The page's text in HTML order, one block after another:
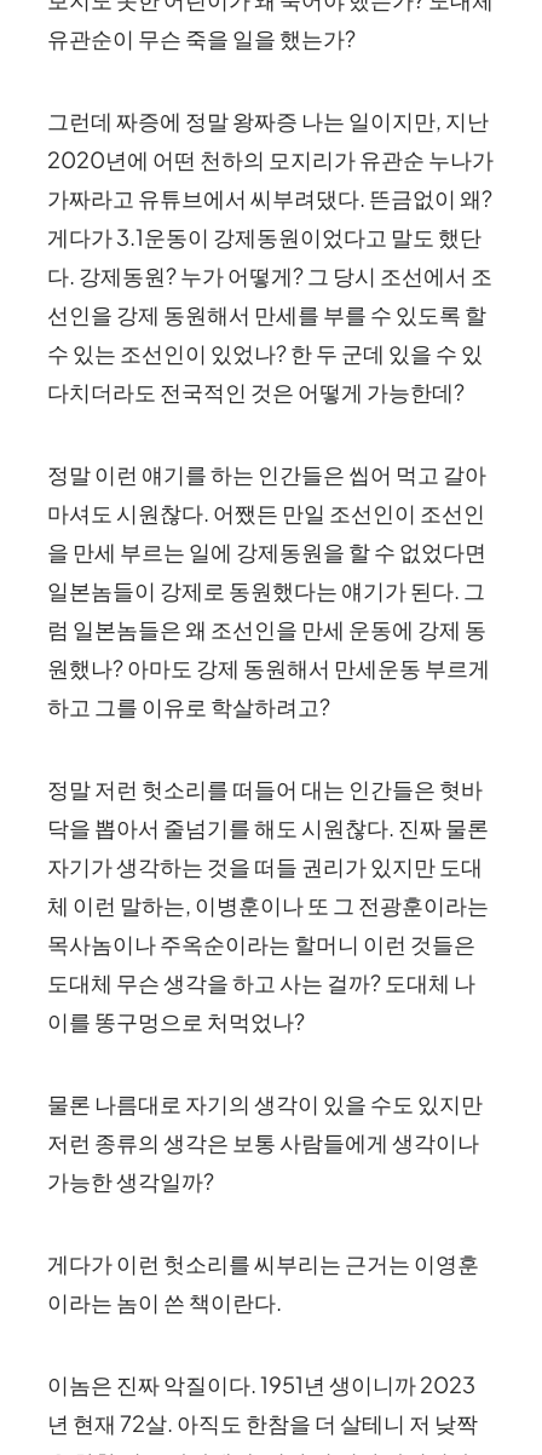
유관순이 무슨 죽을 일을 했는가?
그런데 짜증에 정말 왕짜증 나는 일이지만, 지난
2020년에 어떤 천하의 모지리가 유관순 누나가
가짜라고 유튜브에서 씨부려댔다. 뜬금없이 왜?
게다가 3.1운동이 강제동원이었다고 말도 했단
다. 강제동원? 누가 어떻게? 그 당시 조선에서 조
선인을 강제 동원해서 만세를 부를 수 있도록 할
수 있는 조선인이 있었나? 한 두 군데 있을 수 있
다치더라도 전국적인 것은 어떻게 가능한데?
정말 이런 얘기를 하는 인간들은 씹어 먹고 갈아
마셔도 시원찮다. 어쨌든 만일 조선인이 조선인
을 만세 부르는 일에 강제동원을 할 수 없었다면
일본놈들이 강제로 동원했다는 얘기가 된다. 그
럼 일본놈들은 왜 조선인을 만세 운동에 강제 동
원했나? 아마도 강제 동원해서 만세운동 부르게
하고 그를 이유로 학살하려고?
정말 저런 헛소리를 떠들어 대는 인간들은 혓바
닥을 뽑아서 줄넘기를 해도 시원찮다. 진짜 물론
자기가 생각하는 것을 떠들 권리가 있지만 도대
체 이런 말하는, 이병훈이나 또 그 전광훈이라는
목사놈이나 주옥순이라는 할머니 이런 것들은
도대체 무슨 생각을 하고 사는 걸까? 도대체 나
이를 똥구멍으로 처먹었나?
물론 나름대로 자기의 생각이 있을 수도 있지만
저런 종류의 생각은 보통 사람들에게 생각이나
가능한 생각일까?
게다가 이런 헛소리를 씨부리는 근거는 이영훈
이라는 놈이 쓴 책이란다.
이놈은 진짜 악질이다. 1951년 생이니까 2023
년 현재 72살. 아직도 한참을 더 살테니 저 낮짝